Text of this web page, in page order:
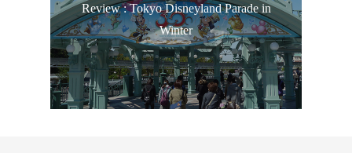
Review : Tokyo Disneyland Parade in
Winter